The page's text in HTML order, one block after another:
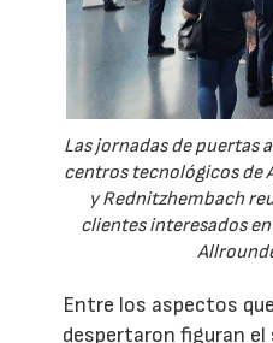
Las jornadas de puertas
centros tecnológicos de
y Rednitzhembach
clientes interesados
Entre los aspectos
despertaron figuran